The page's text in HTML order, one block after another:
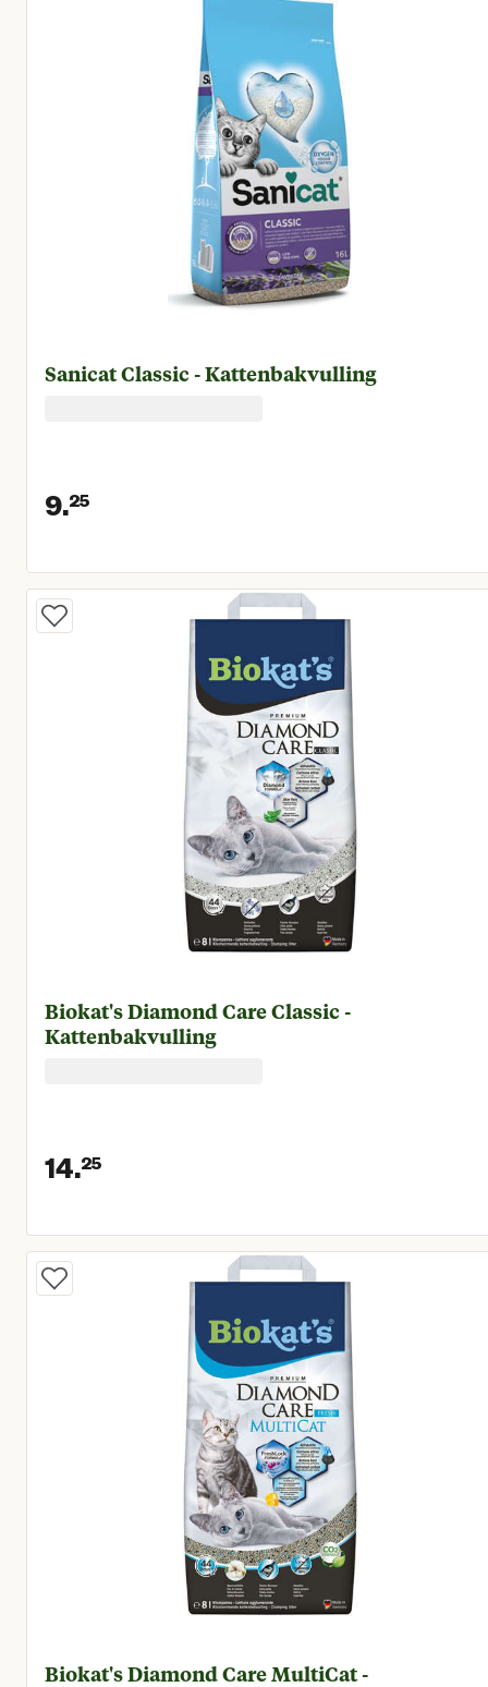
Sanicat Classic - Kattenbakvulling
9.25
Huidige prijs € 9,25
Biokat's Diamond Care Classic -
Kattenbakvulling
14.25
Huidige prijs € 14,25
Biokat's Diamond Care MultiCat -